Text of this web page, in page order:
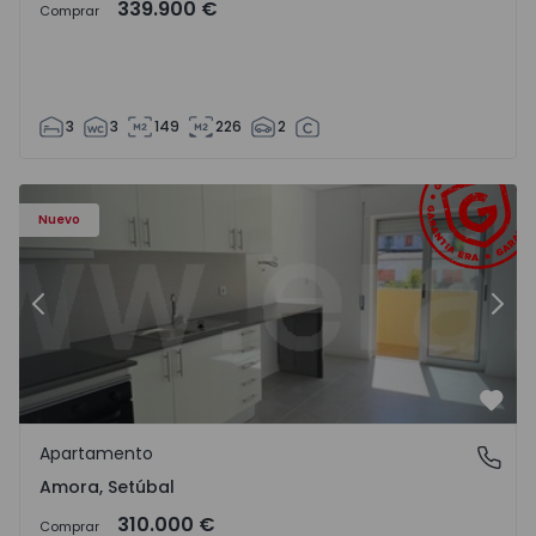
Comprar 339.900 €
3 3 149 226 2
Nuevo
Apartamento T2 Seixal, Amora - 1575805 - 8
Anterior
Amora, Setúbal
Apartamento
Amora, Setúbal
Comprar 310.000 €